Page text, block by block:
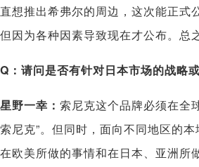
直想推出希弗尔的周边，这次能正式
但因为各种因素导致现在才公布。总
Q ：请问是否有针对日本市场的战略
星野一幸： 索尼克这个品牌必须在全
索尼克”。但同时，面向不同地区的
在欧美所做的事情和在日本、亚洲所